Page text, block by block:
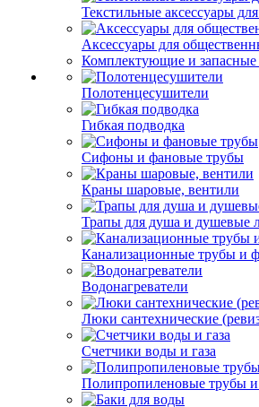
Текстильные аксессуары
Аксессуары для
Комплектующие и запасные
Полотенцесушители
Гибкая подводка
Сифоны и фановые трубы
Краны шаровые, вентили
Трапы для душа и душевые
Канализационные трубы и
Водонагреватели
Люки сантехнические
Счетчики воды и газа
Полипропиленовые трубы